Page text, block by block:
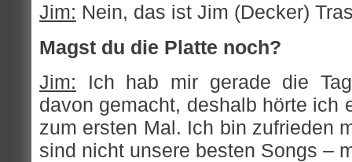
Jim: Nein, das ist Jim (Decker)
Magst du die Platte noch?
Jim: Ich hab mir gerade die
davon gemacht, deshalb hörte ich
zum ersten Mal. Ich bin zufrieden
sind nicht unsere besten Songs –